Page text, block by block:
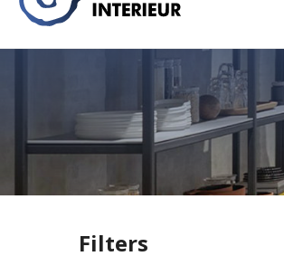
Filters